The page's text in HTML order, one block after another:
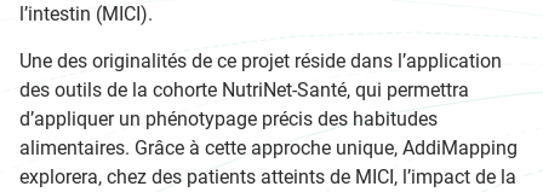
l’intestin (MICI).
Une des originalités de ce projet réside dans l’application
des outils de la cohorte NutriNet-Santé, qui permettra
d’appliquer un phénotypage précis des habitudes
alimentaires. Grâce à cette approche unique, AddiMapping
explorera, chez des patients atteints de MICI, l’impact de la